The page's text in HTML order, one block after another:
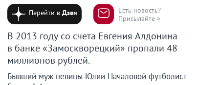
Перейти вДзен
Есть новость?
Присылайте »
В 2013 году со счета Евгения Алдонина
в банке «Замоскворецкий» пропали 48
миллионов рублей.
Бывший муж певицы Юлии Началовой футболист